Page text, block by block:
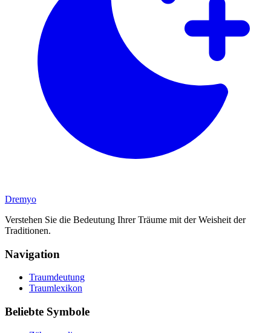
Dremyo
Verstehen Sie die Bedeutung Ihrer Träume mit der Weisheit der
Traditionen.
Navigation
Traumdeutung
Traumlexikon
Beliebte Symbole